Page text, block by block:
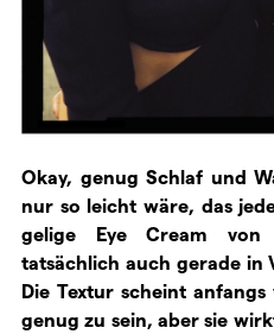
Okay, genug Schlaf und
nur so leicht wäre, das
gelige Eye Cream von
tatsächlich auch gerade in
Die Textur scheint
genug zu sein, aber sie